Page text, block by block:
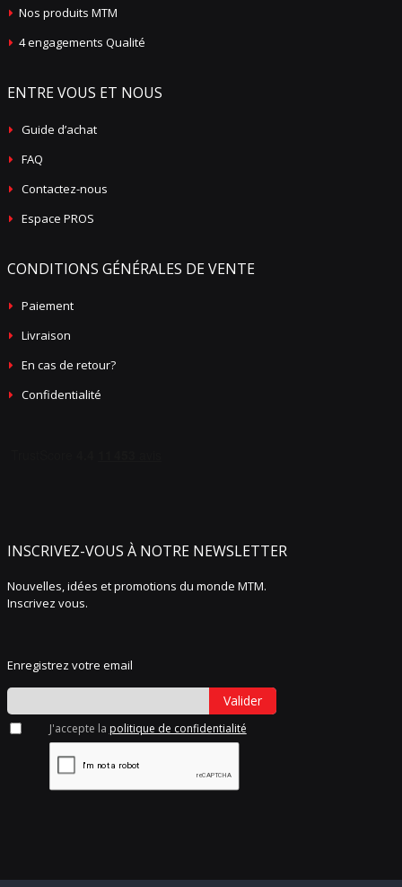
Nos produits MTM
4 engagements Qualité
ENTRE VOUS ET NOUS
Guide d’achat
FAQ
Contactez-nous
Espace PROS
CONDITIONS GÉNÉRALES DE VENTE
Paiement
Livraison
En cas de retour?
Confidentialité
INSCRIVEZ-VOUS À NOTRE NEWSLETTER
Nouvelles, idées et promotions du monde MTM.
Inscrivez vous.
Enregistrez votre email
Valider
J'accepte la politique de confidentialité